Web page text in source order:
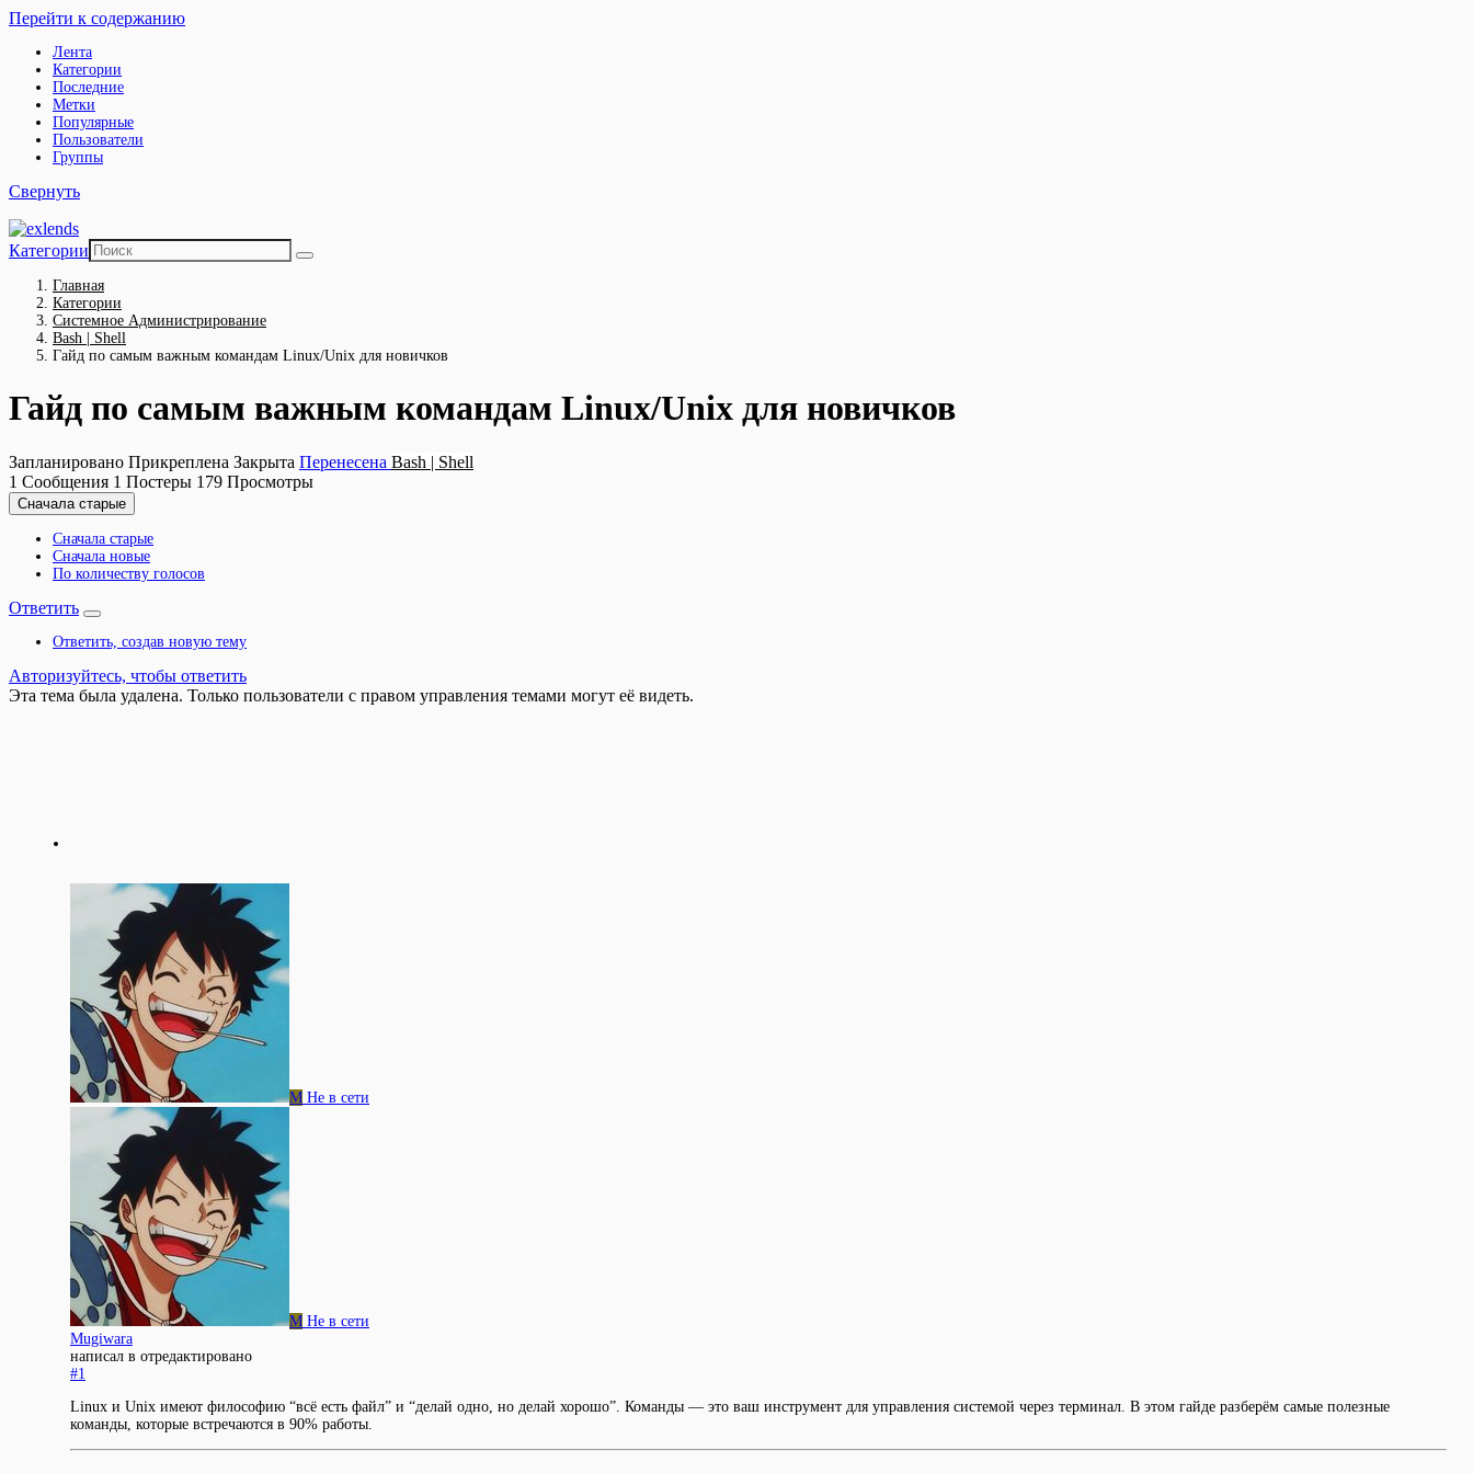
Перейти к содержанию
Лента
Категории
Последние
Метки
Популярные
Пользователи
Группы
Свернуть
Категории
Главная
Категории
Системное Администрирование
Bash | Shell
Гайд по самым важным командам Linux/Unix для новичков
Гайд по самым важным командам Linux/Unix для новичков
Запланировано Прикреплена Закрыта Перенесена Bash | Shell
1 Сообщения 1 Постеры 179 Просмотры
Сначала старые
Сначала старые
Сначала новые
По количеству голосов
Ответить
Ответить, создав новую тему
Авторизуйтесь, чтобы ответить
Эта тема была удалена. Только пользователи с правом управления темами могут её видеть.
M Не в сети
M Не в сети
Mugiwara
написал в отредактировано
#1
Linux и Unix имеют философию “всё есть файл” и “делай одно, но делай хорошо”. Команды — это ваш инструмент для управления системой через терминал. В этом гайде разберём самые полезные
команды, которые встречаются в 90% работы.